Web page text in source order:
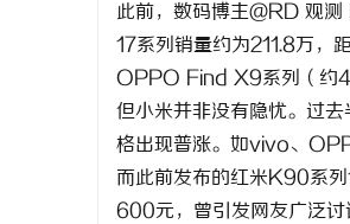
此前，数码博主@RD 观
17系列销量约为211.8万，
OPPO Find X9系列（约
但小米并非没有隐忧。过
格出现普涨。如vivo、
而此前发布的红米K90系
600元，曾引发网友广泛讨